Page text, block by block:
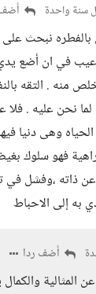
سنة واحدة
بالفطره نبحث
عيب في ان أضع
منه . التقه
لما نحن عليه .
وهى دنيا
فهو سلوك
ذاته ،وفشل في
به إلى الاحباط
أضف ردا